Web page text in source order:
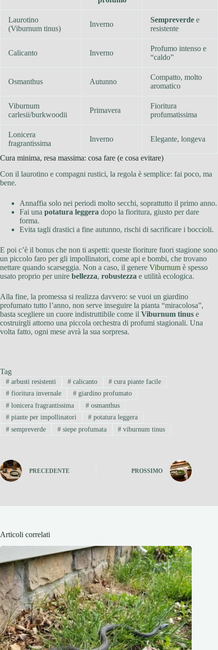
Laurotino
(Viburnum tinus)
Inverno
Sempreverde e
resistente
Calicanto Inverno
Profumo intenso e
“caldo”
Osmanthus Autunno
Compatto, molto
aromatico
Viburnum
carlesii/burkwoodii
Primavera
Fioritura
profumatissima
Lonicera
fragrantissima
Inverno Elegante, longeva
Cura minima, resa massima: cosa fare (e cosa evitare)
Con il laurotino e compagni rustici, la regola è semplice: fai poco, ma
bene.
Annaffia solo nei periodi molto secchi, soprattutto il primo anno.
Fai una potatura leggera dopo la fioritura, giusto per dare
forma.
Evita tagli drastici a fine autunno, rischi di sacrificare i boccioli.
E poi c’è il bonus che non ti aspetti: queste fioriture fuori stagione sono
un piccolo faro per gli impollinatori, come api e bombi, che trovano
nettare quando scarseggia. Non a caso, il genere Viburnum è spesso
usato proprio per unire bellezza, robustezza e utilità ecologica.
Alla fine, la promessa si realizza davvero: se vuoi un giardino
profumato tutto l’anno, non serve inseguire la pianta “miracolosa”,
basta scegliere un cuore indistruttibile come il Viburnum tinus e
costruirgli attorno una piccola orchestra di profumi stagionali. Una
volta fatto, ogni mese avrà la sua sorpresa.
Tag
#arbusti resistenti #calicanto # cura piante facile
#fioritura invernale #giardino profumato
#lonicera fragrantissima #osmanthus
#piante per impollinatori #potatura leggera
#sempreverde #siepe profumata # viburnum tinus
PRECEDENTE PROSSIMO
Articoli correlati